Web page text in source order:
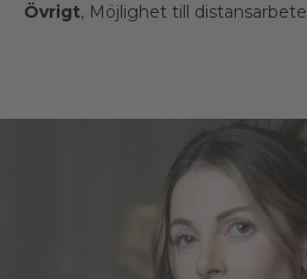
Övrigt, Möjlighet till distansarbete